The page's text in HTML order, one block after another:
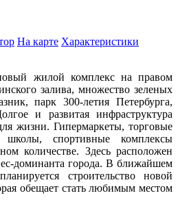
На карте Характеристики
жилой комплекс на правом
залива, множество зеленых
парк 300-летия Петербурга,
и развитая инфраструктура
жизни. Гипермаркеты, торговые
спортивные комплексы
количестве. Здесь расположен
доминанта города. В ближайшем
строительство новой
обещает стать любимым местом